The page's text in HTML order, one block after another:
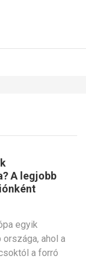
A legjobb
egyik
ahol a
a forró